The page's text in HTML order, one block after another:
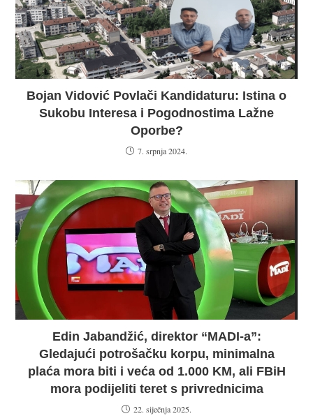
Bojan Vidović Povlači Kandidaturu: Istina o
Sukobu Interesa i Pogodnostima Lažne
Oporbe?
7. srpnja 2024.
Edin Jabandžić, direktor “MADI-a”:
Gledajući potrošačku korpu, minimalna
plaća mora biti i veća od 1.000 KM, ali FBiH
mora podijeliti teret s privrednicima
22. siječnja 2025.